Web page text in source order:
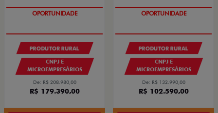
PRODUTOR RURAL
CNPJ E
MICROEMPRESÁRIOS
De: R$ 208.980,00
R$ 179.390,00
PRODUTOR RURAL
CNPJ E
MICROEMPRESÁRIOS
De: R$ 132.990,00
R$ 102.590,00